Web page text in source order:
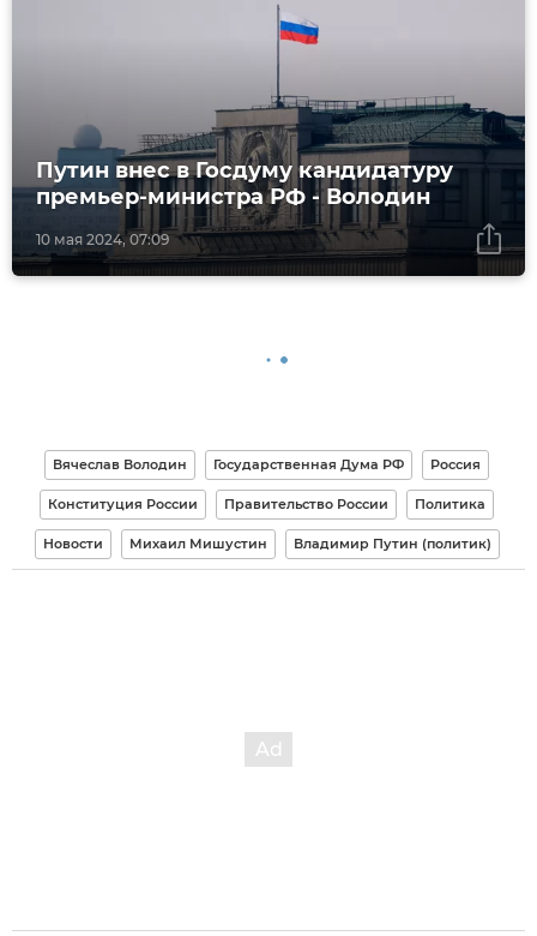
10 мая 2024, 07:09
Путин внес в Госдуму кандидатуру
премьер-министра РФ - Володин
Вячеслав Володин Государственная Дума РФ Россия
Конституция России Правительство России Политика
Новости Михаил Мишустин Владимир Путин (политик)